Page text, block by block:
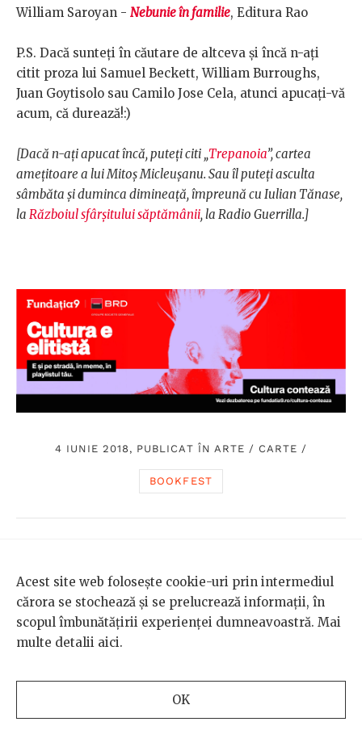
William Saroyan - Nebunie în familie, Editura Rao
P.S. Dacă sunteți în căutare de altceva și încă n-ați
citit proza lui Samuel Beckett, William Burroughs,
Juan Goytisolo sau Camilo Jose Cela, atunci apucați-vă
acum, că durează!:)
[Dacă n-ați apucat încă, puteți citi „Trepanoia”, cartea
amețitoare a lui Mitoș Micleușanu. Sau îl puteți asculta
sâmbăta și duminca dimineață, împreună cu Iulian Tănase,
la Războiul sfârșitului săptămânii, la Radio Guerrilla.]
4 IUNIE 2018, PUBLICAT ÎN ARTE / CARTE /
BOOKFEST
Scena9
Conștiința colectivă de pe
Scena9
Acest site web folosește cookie-uri prin intermediul
cărora se stochează și se prelucrează informații, în
scopul îmbunătățirii experienței dumneavoastră. Mai
multe detalii aici.
OK